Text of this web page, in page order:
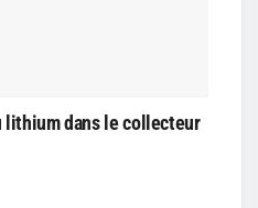
lithium dans le collecteur